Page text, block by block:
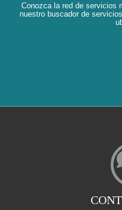
Conozca la red de servicios
nuestro buscador de